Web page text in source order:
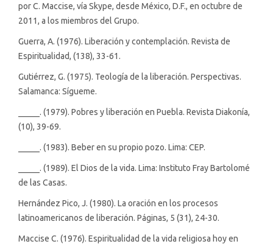
por C. Maccise, vía Skype, desde México, D.F., en octubre de
2011, a los miembros del Grupo.
Guerra, A. (1976). Liberación y contemplación. Revista de
Espiritualidad, (138), 33-61.
Gutiérrez, G. (1975). Teología de la liberación. Perspectivas.
Salamanca: Sígueme.
_____. (1979). Pobres y liberación en Puebla. Revista Diakonía,
(10), 39-69.
_____. (1983). Beber en su propio pozo. Lima: CEP.
_____. (1989). El Dios de la vida. Lima: Instituto Fray Bartolomé
de las Casas.
Hernández Pico, J. (1980). La oración en los procesos
latinoamericanos de liberación. Páginas, 5 (31), 24-30.
Maccise C. (1976). Espiritualidad de la vida religiosa hoy en